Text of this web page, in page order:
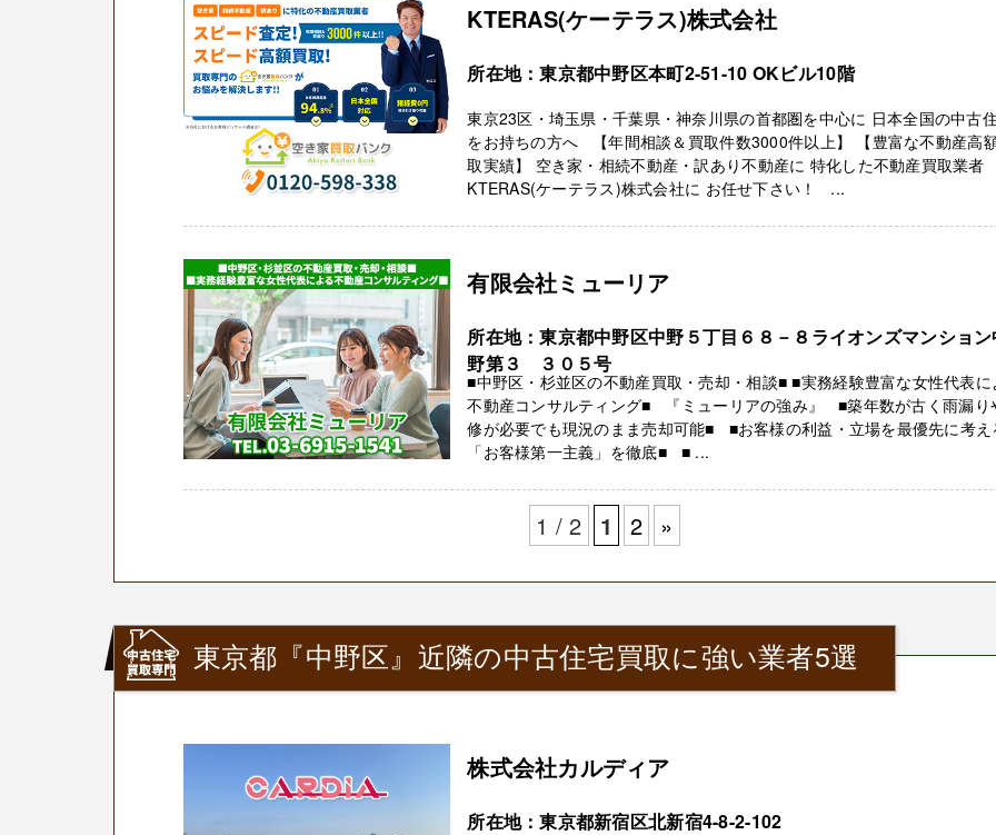
KTERAS(ケーテラス)株式会社
所在地：東京都中野区本町2-51-10 OKビル10階
東京23区・埼玉県・千葉県・神奈川県の首都圏を中心に 日本全国の中古
をお持ちの方へ 【年間相談＆買取件数3000件以上】 【豊富な不動産高
取実績】 空き家・相続不動産・訳あり不動産に 特化した不動産買取業者
KTERAS(ケーテラス)株式会社に お任せ下さい！ ...
有限会社ミューリア
所在地：東京都中野区中野５丁目６８－８ライオンズマンショ
野第３ ３０５号
■中野区・杉並区の不動産買取・売却・相談■ ■実務経験豊富な女性代表に
不動産コンサルティング■ 『ミューリアの強み』 ■築年数が古く雨漏り
修が必要でも現況のまま売却可能■ ■お客様の利益・立場を最優先に考え
「お客様第一主義」を徹底■ ■ ...
1 / 2 1 2 »
東京都『中野区』近隣の中古住宅買取に強い業者5選
株式会社カルディア
所在地：東京都新宿区北新宿4-8-2-102